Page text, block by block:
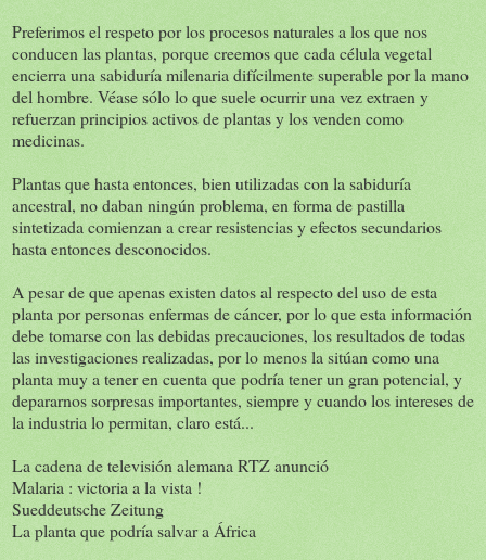
Preferimos el respeto por los procesos naturales a los que nos
conducen las plantas, porque creemos que cada célula vegetal
encierra una sabiduría milenaria difícilmente superable por la mano
del hombre. Véase sólo lo que suele ocurrir una vez extraen y
refuerzan principios activos de plantas y los venden como
medicinas.
Plantas que hasta entonces, bien utilizadas con la sabiduría
ancestral, no daban ningún problema, en forma de pastilla
sintetizada comienzan a crear resistencias y efectos secundarios
hasta entonces desconocidos.
A pesar de que apenas existen datos al respecto del uso de esta
planta por personas enfermas de cáncer, por lo que esta información
debe tomarse con las debidas precauciones, los resultados de todas
las investigaciones realizadas, por lo menos la sitúan como una
planta muy a tener en cuenta que podría tener un gran potencial, y
depararnos sorpresas importantes, siempre y cuando los intereses de
la industria lo permitan, claro está...
La cadena de televisión alemana RTZ anunció
Malaria : victoria a la vista !
Sueddeutsche Zeitung
La planta que podría salvar a África